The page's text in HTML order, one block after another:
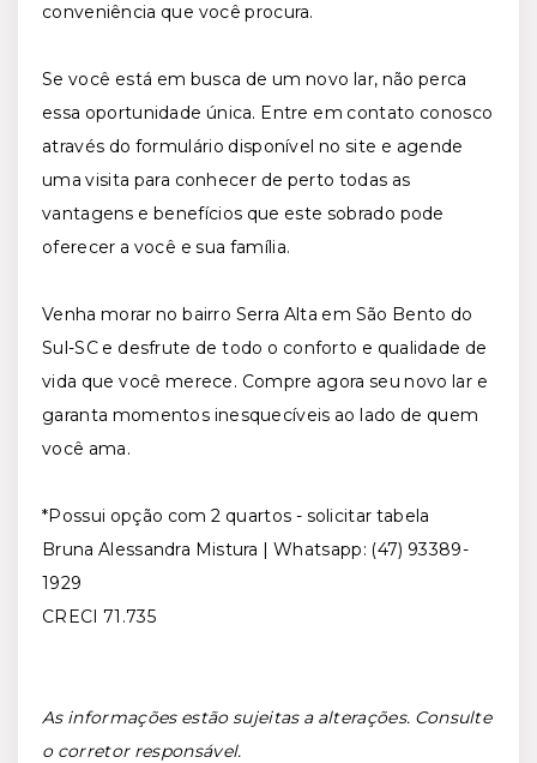
conveniência que você procura.
Se você está em busca de um novo lar, não perca
essa oportunidade única. Entre em contato conosco
através do formulário disponível no site e agende
uma visita para conhecer de perto todas as
vantagens e benefícios que este sobrado pode
oferecer a você e sua família.
Venha morar no bairro Serra Alta em São Bento do
Sul-SC e desfrute de todo o conforto e qualidade de
vida que você merece. Compre agora seu novo lar e
garanta momentos inesquecíveis ao lado de quem
você ama.
*Possui opção com 2 quartos - solicitar tabela
Bruna Alessandra Mistura | Whatsapp: (47) 93389-
1929
CRECI 71.735
As informações estão sujeitas a alterações. Consulte
o corretor responsável.